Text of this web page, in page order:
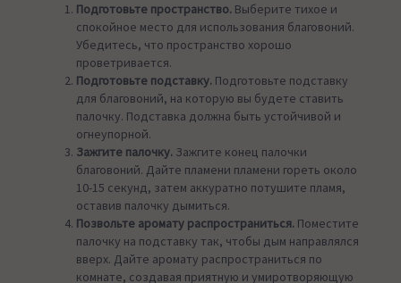
Подготовьте пространство. Выберите тихое и
спокойное место для использования благовоний.
Убедитесь, что пространство хорошо
проветривается.
Подготовьте подставку. Подготовьте подставку
для благовоний, на которую вы будете ставить
палочку. Подставка должна быть устойчивой и
огнеупорной.
Зажгите палочку. Зажгите конец палочки
благовоний. Дайте пламени пламени гореть около
10-15 секунд, затем аккуратно потушите пламя,
оставив палочку дымиться.
Позвольте аромату распространиться. Поместите
палочку на подставку так, чтобы дым направлялся
вверх. Дайте аромату распространиться по
комнате, создавая приятную и умиротворяющую